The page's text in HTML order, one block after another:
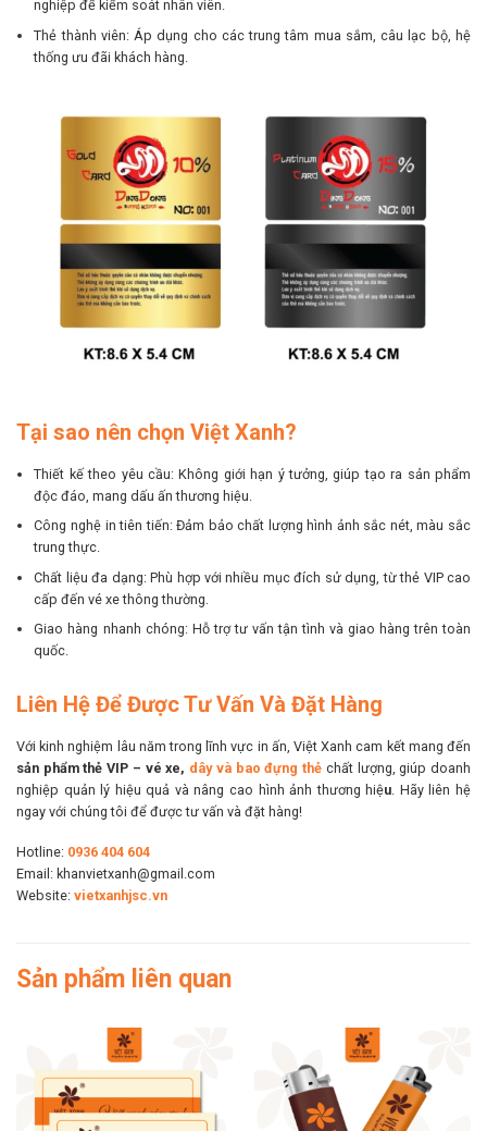
nghiệp để kiểm soát nhân viên.
Thẻ thành viên: Áp dụng cho các trung tâm mua sắm, câu lạc bộ, hệ
thống ưu đãi khách hàng.
Tại sao nên chọn Việt Xanh?
Thiết kế theo yêu cầu: Không giới hạn ý tưởng, giúp tạo ra sản phẩm
độc đáo, mang dấu ấn thương hiệu.
Công nghệ in tiên tiến: Đảm bảo chất lượng hình ảnh sắc nét, màu sắc
trung thực.
Chất liệu đa dạng: Phù hợp với nhiều mục đích sử dụng, từ thẻ VIP cao
cấp đến vé xe thông thường.
Giao hàng nhanh chóng: Hỗ trợ tư vấn tận tình và giao hàng trên toàn
quốc.
Liên Hệ Để Được Tư Vấn Và Đặt Hàng
Với kinh nghiệm lâu năm trong lĩnh vực in ấn, Việt Xanh cam kết mang đến
sản phẩm thẻ VIP – vé xe, dây và bao đựng thẻ chất lượng, giúp doanh
nghiệp quản lý hiệu quả và nâng cao hình ảnh thương hiệu. Hãy liên hệ
ngay với chúng tôi để được tư vấn và đặt hàng!
Hotline: 0936 404 604
Email: khanvietxanh@gmail.com
Website: vietxanhjsc.vn
Sản phẩm liên quan